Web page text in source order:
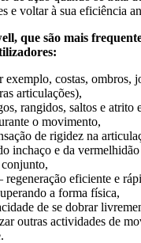
e voltar à sua eficiência
que são mais
costas, ombros,
articulações),
rangidos, saltos e atrito
o movimento,
de rigidez na
inchaço e da vermelhidão
regeneração eficiente e
a forma física,
de se dobrar
outras actividades de